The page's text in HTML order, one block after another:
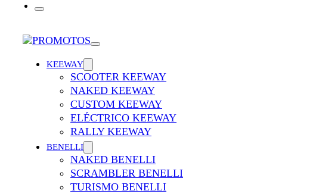
KEEWAY
SCOOTER KEEWAY
NAKED KEEWAY
CUSTOM KEEWAY
ELÉCTRICO KEEWAY
RALLY KEEWAY
BENELLI
NAKED BENELLI
SCRAMBLER BENELLI
TURISMO BENELLI